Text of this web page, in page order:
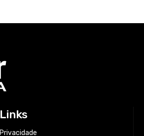
Links
Privacidade